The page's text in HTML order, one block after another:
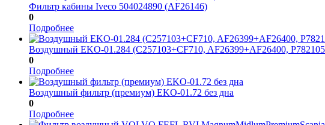
Фильтр кабины Iveco 504024890 (AF26146)
0
Подробнее
Воздушный EKO-01.284 (C257103+CF710, AF26399+АF26400,
0
Подробнее
Воздушный фильтр (премиум) EKO-01.72 без дна
0
Подробнее